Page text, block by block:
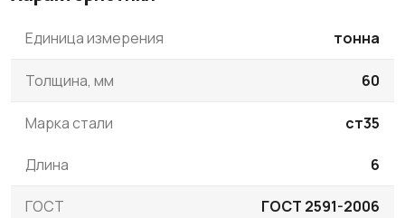
Единица измерения тонна
Толщина, мм 60
Марка стали ст35
Длина 6
ГОСТ ГОСТ 2591-2006